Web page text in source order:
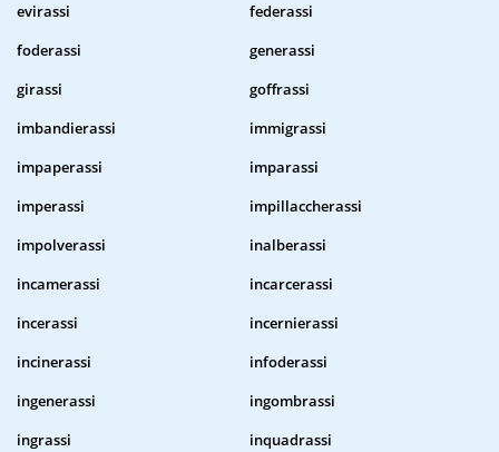
evirassi
federassi
foderassi
generassi
girassi
goffrassi
imbandierassi
immigrassi
impaperassi
imparassi
imperassi
impillaccherassi
impolverassi
inalberassi
incamerassi
incarcerassi
incerassi
incernierassi
incinerassi
infoderassi
ingenerassi
ingombrassi
ingrassi
inquadrassi